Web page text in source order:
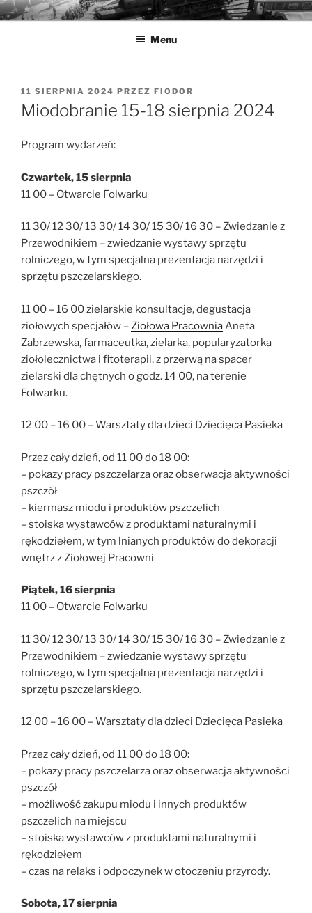
Przejdź
do
MUZEA TECHNIKI
Ochrona zabytków techniki
Menu
OPUBLIKOWANE
W
11 SIERPNIA 2024 PRZEZ FIODOR
Miodobranie 15-18 sierpnia 2024
Program wydarzeń:
Czwartek, 15 sierpnia
11 00 – Otwarcie Folwarku
11 30/ 12 30/ 13 30/ 14 30/ 15 30/ 16 30 – Zwiedzanie z
Przewodnikiem – zwiedzanie wystawy sprzętu
rolniczego, w tym specjalna prezentacja narzędzi i
sprzętu pszczelarskiego.
11 00 – 16 00 zielarskie konsultacje, degustacja
ziołowych specjałów –Ziołowa PracowniaAneta
Zabrzewska, farmaceutka, zielarka, popularyzatorka
ziołolecznictwa i fitoterapii, z przerwą na spacer
zielarski dla chętnych o godz. 14 00, na terenie
Folwarku.
12 00 – 16 00 – Warsztaty dla dzieci Dziecięca Pasieka
Przez cały dzień, od 11 00 do 18 00:
– pokazy pracy pszczelarza oraz obserwacja aktywności
pszczół
– kiermasz miodu i produktów pszczelich
– stoiska wystawców z produktami naturalnymi i
rękodziełem, w tym lnianych produktów do dekoracji
wnętrz z Ziołowej Pracowni
Piątek, 16 sierpnia
11 00 – Otwarcie Folwarku
11 30/ 12 30/ 13 30/ 14 30/ 15 30/ 16 30 – Zwiedzanie z
Przewodnikiem – zwiedzanie wystawy sprzętu
rolniczego, w tym specjalna prezentacja narzędzi i
sprzętu pszczelarskiego.
12 00 – 16 00 – Warsztaty dla dzieci Dziecięca Pasieka
Przez cały dzień, od 11 00 do 18 00:
– pokazy pracy pszczelarza oraz obserwacja aktywności
pszczół
– możliwość zakupu miodu i innych produktów
pszczelich na miejscu
– stoiska wystawców z produktami naturalnymi i
rękodziełem
– czas na relaks i odpoczynek w otoczeniu przyrody.
Sobota, 17 sierpnia